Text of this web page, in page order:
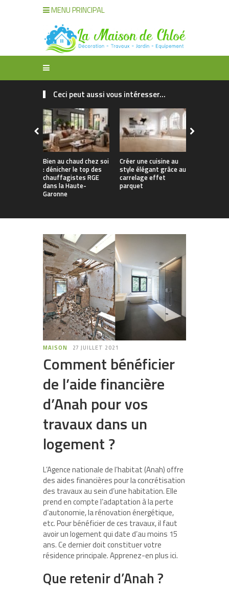
MENU PRINCIPAL
Ceci peut aussi vous intéresser...
Bien au chaud chez soi
: dénicher le top des
chauffagistes RGE
dans la Haute-
Garonne
Créer une cuisine au
style élégant grâce au
carrelage effet
parquet
MAISON 27 JUILLET 2021
Comment bénéficier
de l’aide financière
d’Anah pour vos
travaux dans un
logement ?
L’Agence nationale de l’habitat (Anah) offre
des aides financières pour la concrétisation
des travaux au sein d’une habitation. Elle
prend en compte l’adaptation à la perte
d’autonomie, la rénovation énergétique,
etc. Pour bénéficier de ces travaux, il faut
avoir un logement qui date d’au moins 15
ans. Ce dernier doit constituer votre
résidence principale. Apprenez-en plus ici.
Que retenir d’Anah ?